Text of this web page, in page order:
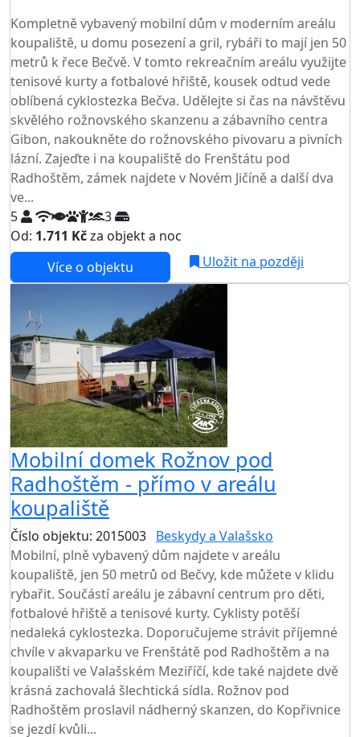
Kompletně vybavený mobilní dům v moderním areálu
koupaliště, u domu posezení a gril, rybáři to mají jen 50
metrů k řece Bečvě. V tomto rekreačním areálu využijte
tenisové kurty a fotbalové hřiště, kousek odtud vede
oblíbená cyklostezka Bečva. Udělejte si čas na návštěvu
skvělého rožnovského skanzenu a zábavního centra
Gibon, nakoukněte do rožnovského pivovaru a pivních
lázní. Zajeďte i na koupaliště do Frenštátu pod
Radhoštěm, zámek najdete v Novém Jičíně a další dva
ve...
5
3
Od: 1.711 Kčza objekt a noc
Více o objektu
Uložit na později
Mobilní domek Rožnov pod
Radhoštěm - přímo v areálu
koupaliště
Číslo objektu: 2015003 Beskydy a Valašsko
Mobilní, plně vybavený dům najdete v areálu
koupaliště, jen 50 metrů od Bečvy, kde můžete v klidu
rybařit. Součástí areálu je zábavní centrum pro děti,
fotbalové hřiště a tenisové kurty. Cyklisty potěší
nedaleká cyklostezka. Doporučujeme strávit příjemné
chvíle v akvaparku ve Frenštátě pod Radhoštěm a na
koupališti ve Valašském Meziříčí, kde také najdete dvě
krásná zachovalá šlechtická sídla. Rožnov pod
Radhoštěm proslavil nádherný skanzen, do Kopřivnice
se jezdí kvůli...